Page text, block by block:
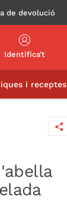
de devolució
Identifica't
i receptes